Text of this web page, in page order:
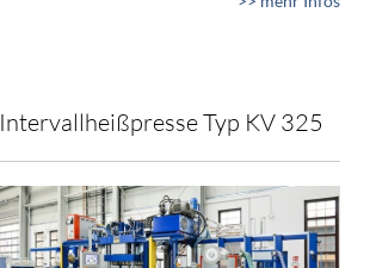
Intervallheißpresse Typ KV 325